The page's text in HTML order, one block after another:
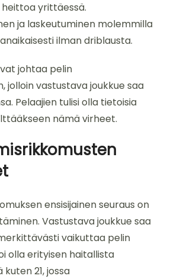
yrittäessä.
ja laskeutuminen molemmilla
ilman driblausta.
johtaa pelin
jolloin vastustava joukkue saa
Pelaajien tulisi olla tietoisia
nämä virheet.
ensisijainen seuraus on
Vastustava joukkue saa
vaikuttaa pelin
olla erityisen haitallista
21, jossa